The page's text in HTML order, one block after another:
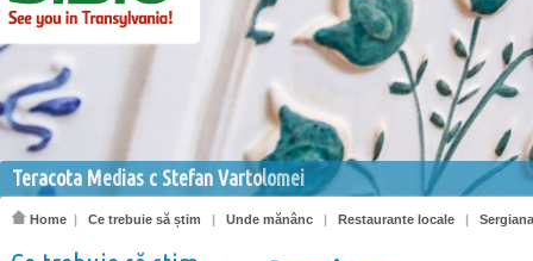
Teracota Medias c Stefan Vartolomei
Home | Ce trebuie să știm | Unde mănânc | Restaurante locale | Sergiana